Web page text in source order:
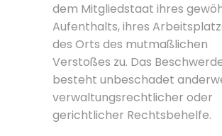
dem Mitgliedstaat ihres
Aufenthalts, ihres
des Orts des mutmaßlichen
Verstoßes zu. Das
besteht unbeschadet
verwaltungsrechtlicher oder
gerichtlicher Rechtsbehelfe.